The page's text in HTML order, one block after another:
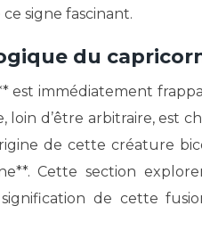
signe fascinant.
du
est immédiatement
loin d’être arbitraire, est
de cette créature
Cette section
de cette